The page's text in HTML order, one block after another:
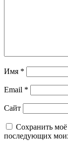
Имя *
Email *
Сайт
Сохранить моё
последующих